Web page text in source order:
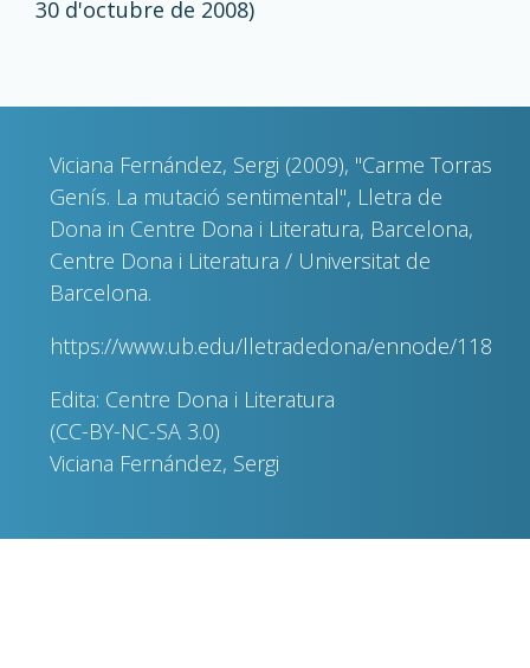
30 d'octubre de 2008)
Viciana Fernández, Sergi (2009), "Carme Torras
Genís. La mutació sentimental", Lletra de
Dona in Centre Dona i Literatura, Barcelona,
Centre Dona i Literatura / Universitat de
Barcelona.
https://www.ub.edu/lletradedona/ennode/118
Edita: Centre Dona i Literatura
(CC-BY-NC-SA 3.0)
Viciana Fernández, Sergi